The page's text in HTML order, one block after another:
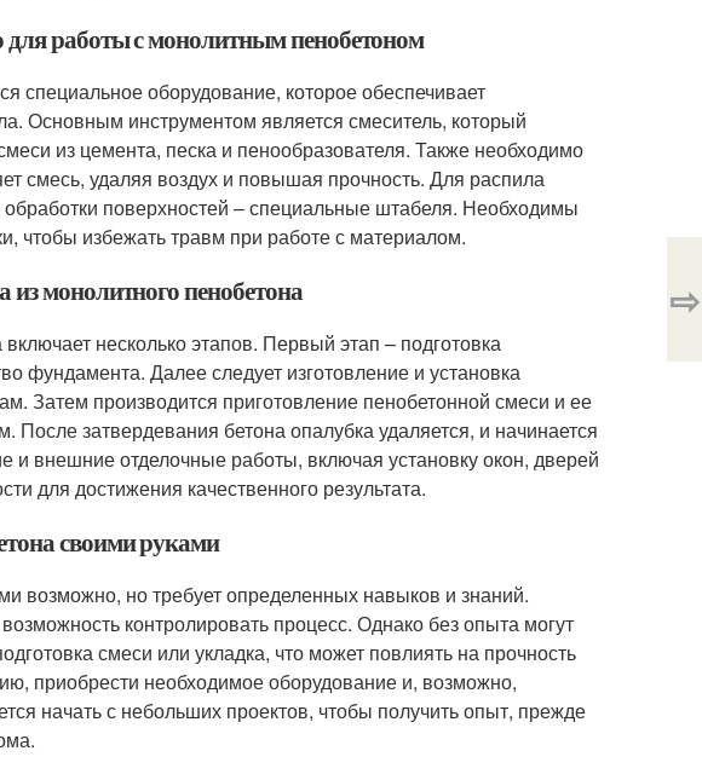
для работы с монолитным пенобетоном
специальное оборудование, которое обеспечивает
Основным инструментом является смеситель, который
из цемента, песка и пенообразователя. Также необходимо
смесь, удаляя воздух и повышая прочность. Для распила
поверхностей – специальные штабеля. Необходимы
чтобы избежать травм при работе с материалом.
из монолитного пенобетона
несколько этапов. Первый этап – подготовка
фундамента. Далее следует изготовление и установка
Затем производится приготовление пенобетонной смеси и ее
затвердевания бетона опалубка удаляется, и начинается
внешние отделочные работы, включая установку окон, дверей
для достижения качественного результата.
своими руками
возможно, но требует определенных навыков и знаний.
контролировать процесс. Однако без опыта могут
смеси или укладка, что может повлиять на прочность
приобрести необходимое оборудование и, возможно,
начать с небольших проектов, чтобы получить опыт, прежде
⇨